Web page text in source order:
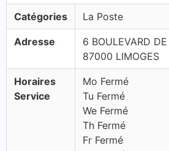
Catégories La Poste
Adresse
6 BOULEVARD
87000 LIMOGES
Horaires
Service
Mo Fermé
Tu Fermé
We Fermé
Th Fermé
Fr Fermé